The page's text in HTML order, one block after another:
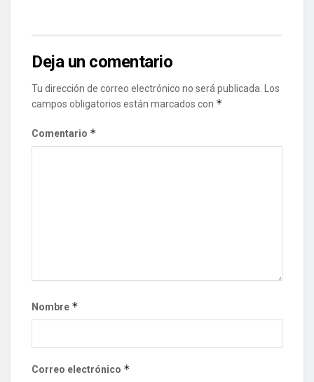
Deja un comentario
Tu dirección de correo electrónico no será publicada.
Los
campos obligatorios están marcados con *
Comentario *
Nombre *
Correo electrónico *